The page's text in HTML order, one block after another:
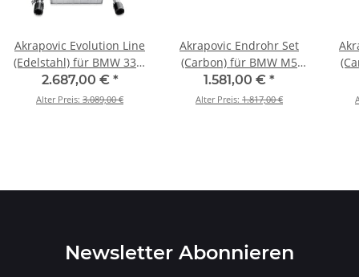
Akrapovic Evolution Line
(Edelstahl) für BMW 335i
(F30, F31) BJ 2012 > 2015
(MTP-BM/SS/1H)
2.687,00 € *
Alter Preis: 3.089,00 €
Akrapovic Endrohr Set
(Carbon) für BMW M5
(F10) BJ 2011 > 2017 (TP-
CT/10)
1.581,00 € *
Alter Preis: 1.817,00 €
Newsletter Abonnieren